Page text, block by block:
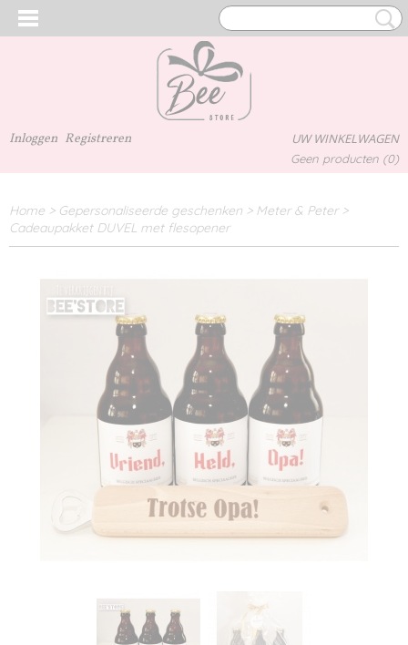
Inloggen Registreren UW WINKELWAGEN
Geen producten (0)
Home > Gepersonaliseerde geschenken > Meter & Peter>
Cadeaupakket DUVEL met flesopener